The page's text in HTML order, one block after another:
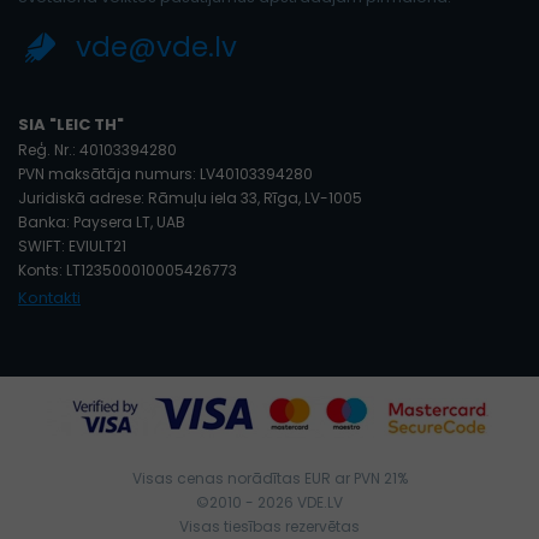
vde@vde.lv
SIA "LEIC TH"
Reģ. Nr.: 40103394280
PVN maksātāja numurs: LV40103394280
Juridiskā adrese: Rāmuļu iela 33, Rīga, LV-1005
Banka: Paysera LT, UAB
SWIFT: EVIULT21
Konts: LT123500010005426773
Kontakti
Visas cenas norādītas EUR ar PVN 21%
©2010 - 2026 VDE.LV
Visas tiesības rezervētas